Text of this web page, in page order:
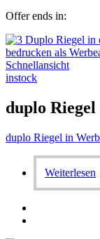
Offer ends in:
Schnellansicht
instock
duplo
duplo Riegel in
Weiterlesen